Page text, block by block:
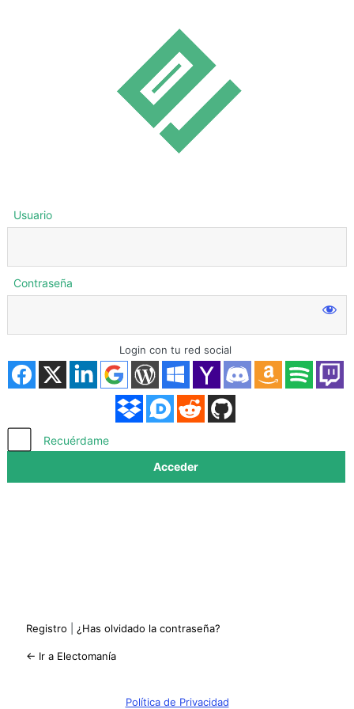
Acceder
Usuario
Contraseña
Login con tu red social
Recuérdame
Registro ¿Has olvidado la contraseña?
← Ir a Electomanía
Política de Privacidad